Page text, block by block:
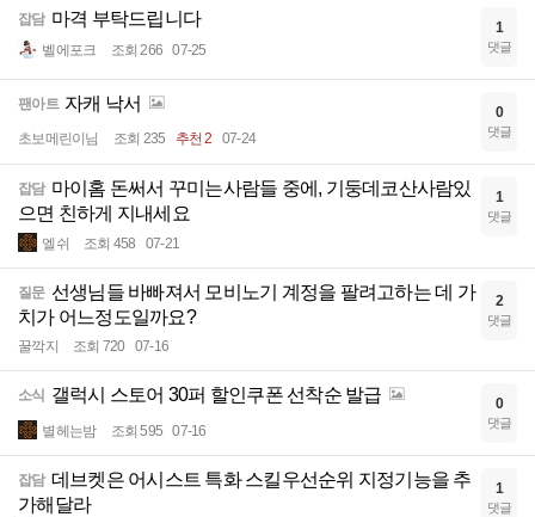
잡담 마격 부탁드립니다
벨에포크 조회 266 07-25
1
댓글
팬아트 자캐 낙서
초보메린이님 조회 235 추천 2 07-24
0
댓글
잡담 마이홈 돈써서 꾸미는사람들 중에, 기둥데코산사람있
으면 친하게 지내세요
엘쉬 조회 458 07-21
1
댓글
질문 선생님들 바빠져서 모비노기 계정을 팔려고하는 데 가
치가 어느정도일까요?
꿀깍지 조회 720 07-16
2
댓글
소식 갤럭시 스토어 30퍼 할인쿠폰 선착순 발급
별헤는밤 조회 595 07-16
0
댓글
잡담 데브켓은 어시스트 특화 스킬우선순위 지정기능을 추
가해달라
1
댓글